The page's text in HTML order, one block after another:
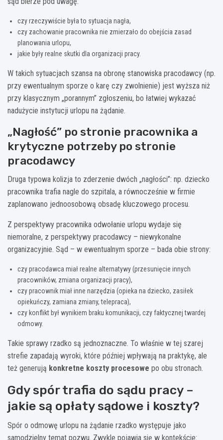
czy rzeczywiście była to sytuacja nagła,
czy zachowanie pracownika nie zmierzało do obejścia zasad
planowania urlopu,
jakie były realne skutki dla organizacji pracy.
W takich sytuacjach szansa na obronę stanowiska pracodawcy (np.
przy ewentualnym sporze o karę czy zwolnienie) jest wyższa niż
przy klasycznym „porannym” zgłoszeniu, bo łatwiej wykazać
nadużycie instytucji urlopu na żądanie.
„Nagłość” po stronie pracownika a
krytyczne potrzeby po stronie
pracodawcy
Druga typowa kolizja to zderzenie dwóch „nagłości”: np. dziecko
pracownika trafia nagle do szpitala, a równocześnie w firmie
zaplanowano jednoosobową obsadę kluczowego procesu.
Z perspektywy pracownika odwołanie urlopu wydaje się
niemoralne, z perspektywy pracodawcy – niewykonalne
organizacyjnie. Sąd – w ewentualnym sporze – bada obie strony:
czy pracodawca miał realne alternatywy (przesunięcie innych
pracowników, zmiana organizacji pracy),
czy pracownik miał inne narzędzia (opieka na dziecko, zasiłek
opiekuńczy, zamiana zmiany, telepraca),
czy konflikt był wynikiem braku komunikacji, czy faktycznej twardej
odmowy.
Takie sprawy rzadko są jednoznaczne. To właśnie w tej szarej
strefie zapadają wyroki, które później wpływają na praktykę, ale
też generują konkretne koszty procesowe po obu stronach.
Gdy spór trafia do sądu pracy –
jakie są opłaty sądowe i koszty?
Spór o odmowę urlopu na żądanie rzadko występuje jako
samodzielny temat pozwu. Zwykle pojawia się w kontekście: